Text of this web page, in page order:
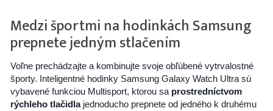
Medzi športmi na hodinkách Samsung
prepnete jedným stlačením
Voľne prechádzajte a kombinujte svoje obľúbené vytrvalostné
športy. Inteligentné hodinky Samsung Galaxy Watch Ultra sú
vybavené funkciou Multisport, ktorou sa prostredníctvom
rýchleho tlačidlajednoducho prepnete od jedného k druhému